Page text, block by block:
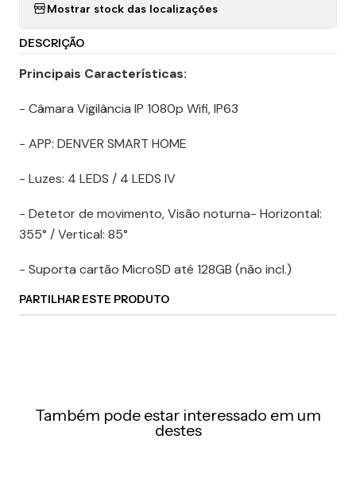
Mostrar stock das localizações
DESCRIÇÃO
Principais Características:
- Câmara Vigilância IP 1080p Wifi, IP63
- APP: DENVER SMART HOME
- Luzes: 4 LEDS / 4 LEDS IV
- Detetor de movimento, Visão noturna- Horizontal:
355° / Vertical: 85°
- Suporta cartão MicroSD até 128GB (não incl.)
PARTILHAR ESTE PRODUTO
Também pode estar interessado em um
destes